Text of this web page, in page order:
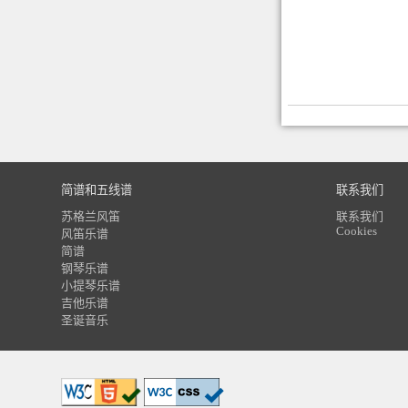
简谱和五线谱
苏格兰风笛
风笛乐谱
简谱
钢琴乐谱
小提琴乐谱
吉他乐谱
圣诞音乐
联系我们
联系我们
Cookies